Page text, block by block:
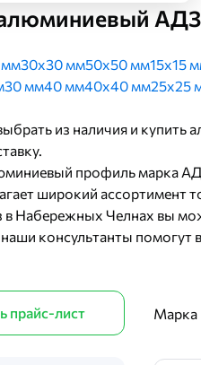
мм30х30 мм50х50 мм15х15
30 мм40 мм40х40 мм25х25
из наличия и
профиль марка
широкий ассортимент
Набережных Челнах вы
консультанты помогут
прайс-лист Марка